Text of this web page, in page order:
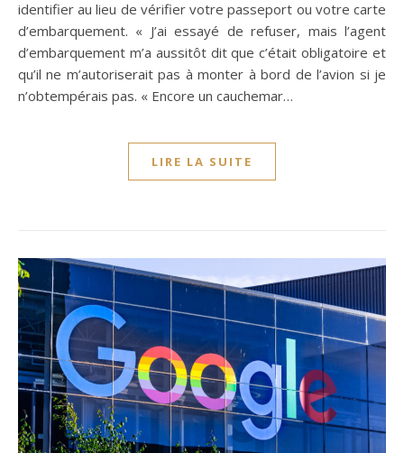
identifier au lieu de vérifier votre passeport ou votre carte
d’embarquement. « J’ai essayé de refuser, mais l’agent
d’embarquement m’a aussitôt dit que c’était obligatoire et
qu’il ne m’autoriserait pas à monter à bord de l’avion si je
n’obtempérais pas. « Encore un cauchemar…
LIRE LA SUITE